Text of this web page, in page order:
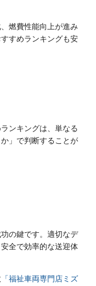
燃費性能向上が進み
すめランキングも安
ンキングは、単なる
」で判断することが
の鍵です。適切なデ
全で効率的な送迎体
「福祉車両専門店ミズ